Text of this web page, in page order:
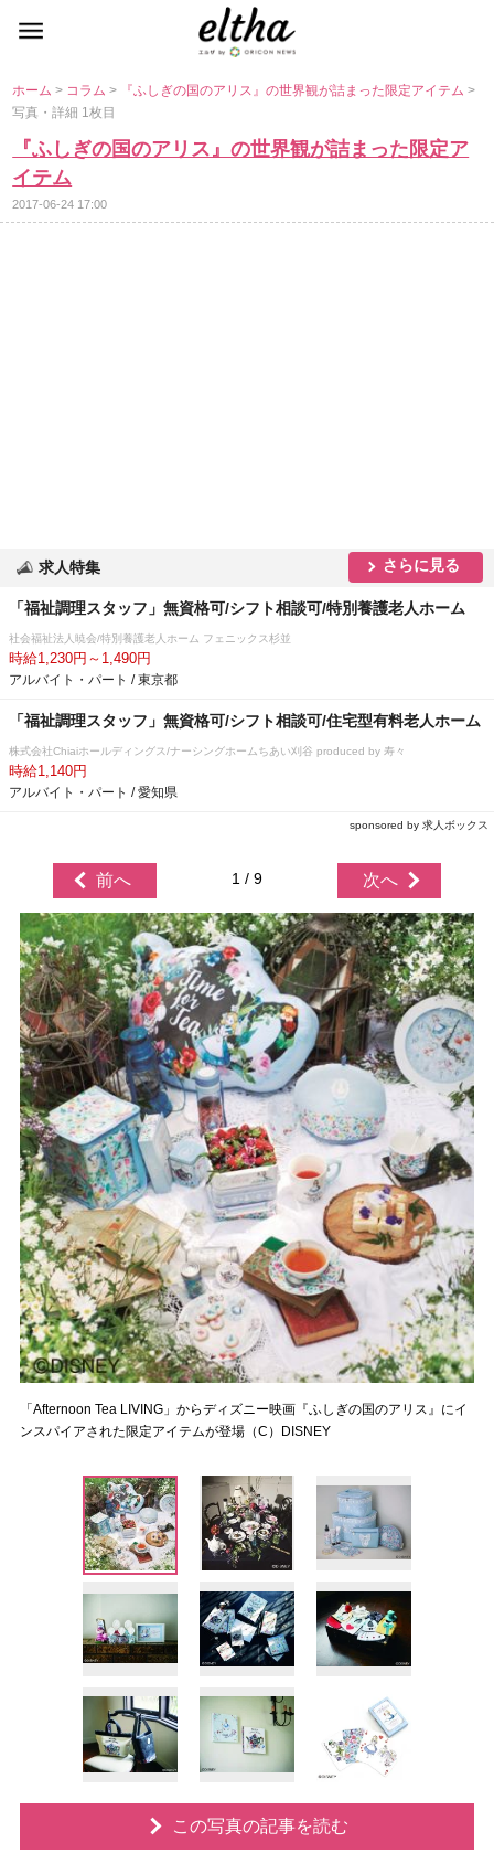
ホーム> コラム> 『ふしぎの国のアリス』の世界観が詰まった限定アイテム>
写真・詳細 1枚目
『ふしぎの国のアリス』の世界観が詰まった限定ア
イテム
2017-06-24 17:00
求人特集 さらに見る
「福祉調理スタッフ」無資格可/シフト相談可/特別養護老人ホーム
社会福祉法人暁会/特別養護老人ホーム フェニックス杉並
時給1,230円～1,490円
アルバイト・パート / 東京都
「福祉調理スタッフ」無資格可/シフト相談可/住宅型有料老人ホーム
株式会社Chiaiホールディングス/ナーシングホームちあい刈谷 produced by 寿々
時給1,140円
アルバイト・パート / 愛知県
sponsored by 求人ボックス
前へ 1 / 9 次へ
「Afternoon Tea LIVING」からディズニー映画『ふしぎの国のアリス』にイ
ンスパイアされた限定アイテムが登場（C）DISNEY
この写真の記事を読む